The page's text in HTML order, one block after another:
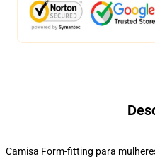
Camisa Form-fitting para